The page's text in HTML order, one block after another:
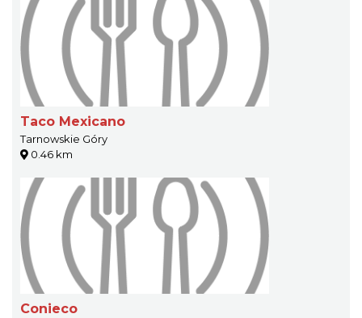
Taco Mexicano
Tarnowskie Góry
0.46 km
Conieco